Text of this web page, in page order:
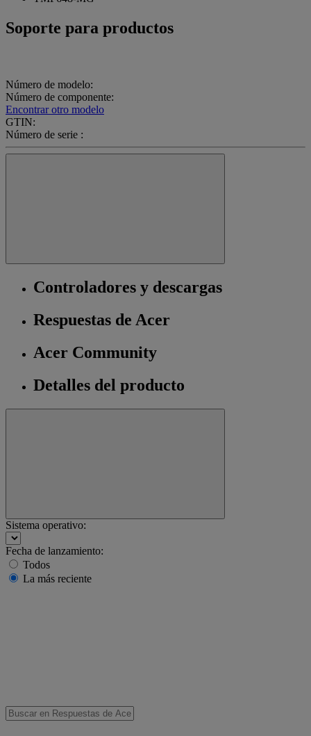
Soporte para productos
Número de modelo:
Número de componente:
Encontrar otro modelo
GTIN:
Número de serie :
Controladores y descargas
Respuestas de Acer
Acer Community
Detalles del producto
Sistema operativo:
Fecha de lanzamiento:
Todos
La más reciente